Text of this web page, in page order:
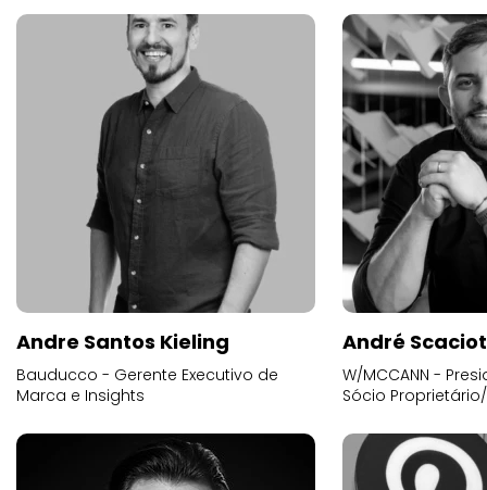
Andre Santos Kieling
Bauducco - Gerente Executivo de
Marca e Insights
André
W/MCCANN -
Sócio